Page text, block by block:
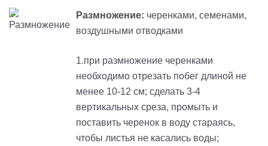
Размножение: черенками, семенами,
воздушными отводками
1.при размножение черенками
необходимо отрезать побег длиной не
менее 10-12 см; сделать 3-4
вертикальных среза, промыть и
поставить черенок в воду стараясь,
чтобы листья не касались воды;